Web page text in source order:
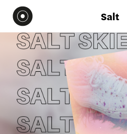
Salt